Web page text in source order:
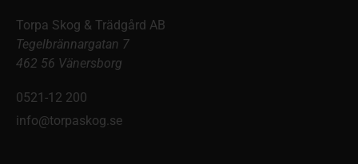
Torpa Skog & Trädgård AB
Tegelbrännargatan 7
462 56 Vänersborg
0521-12 200
info@torpaskog.se